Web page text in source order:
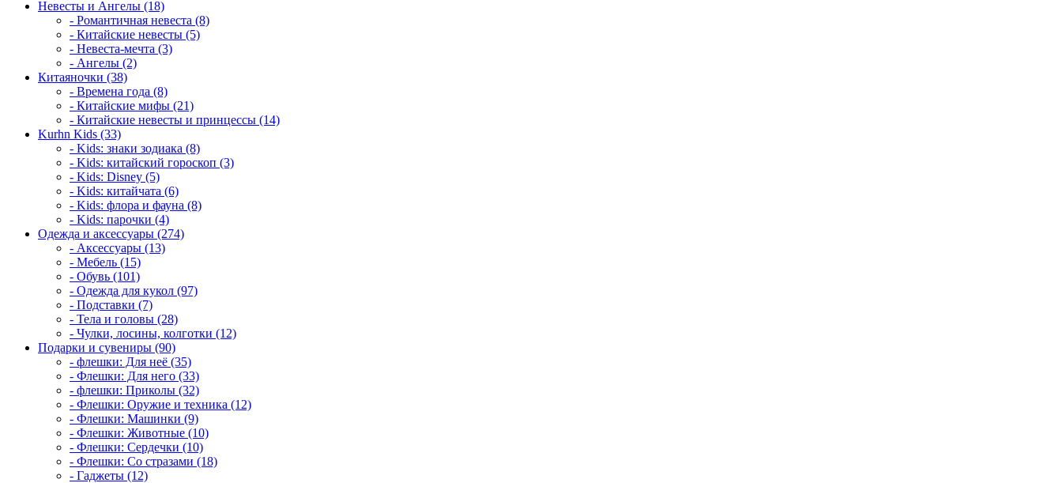
Невесты и Ангелы (18)
- Романтичная невеста (8)
- Китайские невесты (5)
- Невеста-мечта (3)
- Ангелы (2)
Китаяночки (38)
- Времена года (8)
- Китайские мифы (21)
- Китайские невесты и принцессы (14)
Kurhn Kids (33)
- Kids: знаки зодиака (8)
- Kids: китайский гороскоп (3)
- Kids: Disney (5)
- Kids: китайчата (6)
- Kids: флора и фауна (8)
- Kids: парочки (4)
Одежда и аксессуары (274)
- Аксессуары (13)
- Мебель (15)
- Обувь (101)
- Одежда для кукол (97)
- Подставки (7)
- Тела и головы (28)
- Чулки, лосины, колготки (12)
Подарки и сувениры (90)
- флешки: Для неё (35)
- Флешки: Для него (33)
- флешки: Приколы (32)
- Флешки: Оружие и техника (12)
- Флешки: Машинки (9)
- Флешки: Животные (10)
- Флешки: Сердечки (10)
- Флешки: Со стразами (18)
- Гаджеты (12)